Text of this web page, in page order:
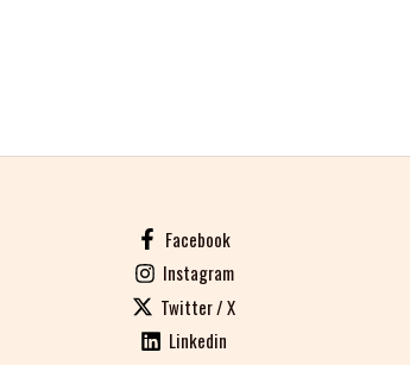
Facebook
Instagram
Twitter / X
Linkedin